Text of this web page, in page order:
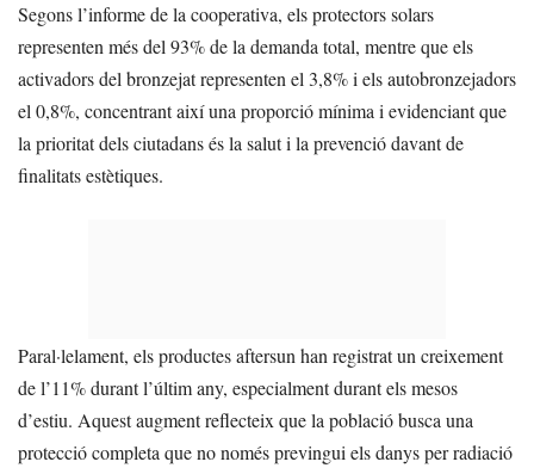
Segons l’informe de la cooperativa, els protectors solars
representen més del 93% de la demanda total, mentre que els
activadors del bronzejat representen el 3,8% i els autobronzejadors
el 0,8%, concentrant així una proporció mínima i evidenciant que
la prioritat dels ciutadans és la salut i la prevenció davant de
finalitats estètiques.
Paral·lelament, els productes aftersun han registrat un creixement
de l’11% durant l’últim any, especialment durant els mesos
d’estiu. Aquest augment reflecteix que la població busca una
protecció completa que no només previngui els danys per radiació